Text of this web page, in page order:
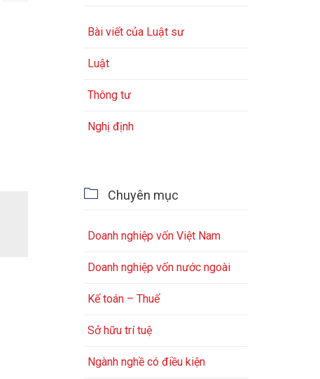
Bài viết của Luật sư
Luật
Thông tư
Nghị định
 Chuyên mục
Doanh nghiệp vốn Việt Nam
Doanh nghiệp vốn nước ngoài
Kế toán – Thuế
Sở hữu trí tuệ
Ngành nghề có điều kiện